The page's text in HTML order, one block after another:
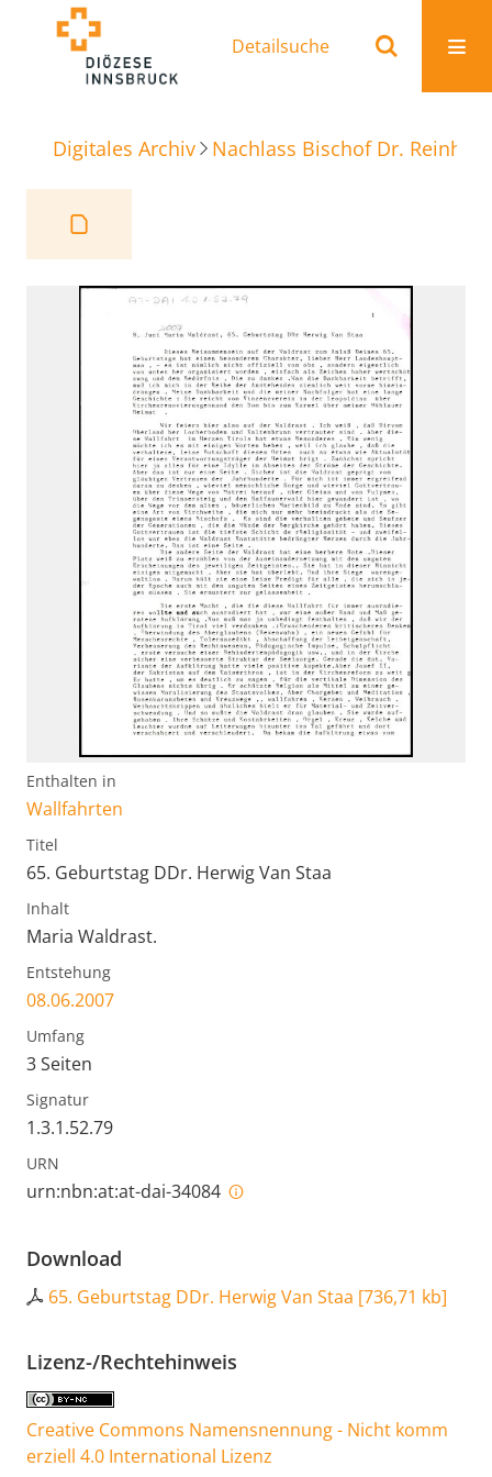
Detailsuche
Digitales Archiv Nachlass Bischof Dr.
Enthalten in
Wallfahrten
Titel
65. Geburtstag DDr. Herwig Van Staa
Inhalt
Maria Waldrast.
Entstehung
08.06.2007
Umfang
3 Seiten
Signatur
1.3.1.52.79
URN
urn:nbn:at:at-dai-34084
Download
65. Geburtstag DDr. Herwig Van Staa [736,71 kb]
Lizenz-/Rechtehinweis
Creative Commons Namensnennung - Nicht komm
erziell 4.0 International Lizenz